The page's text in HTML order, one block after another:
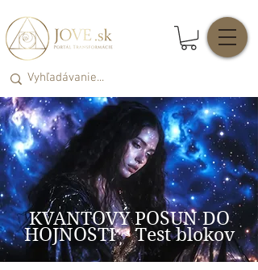
KVANTOVÝ POSUN DO
HOJNOSTI ~ Test blokov